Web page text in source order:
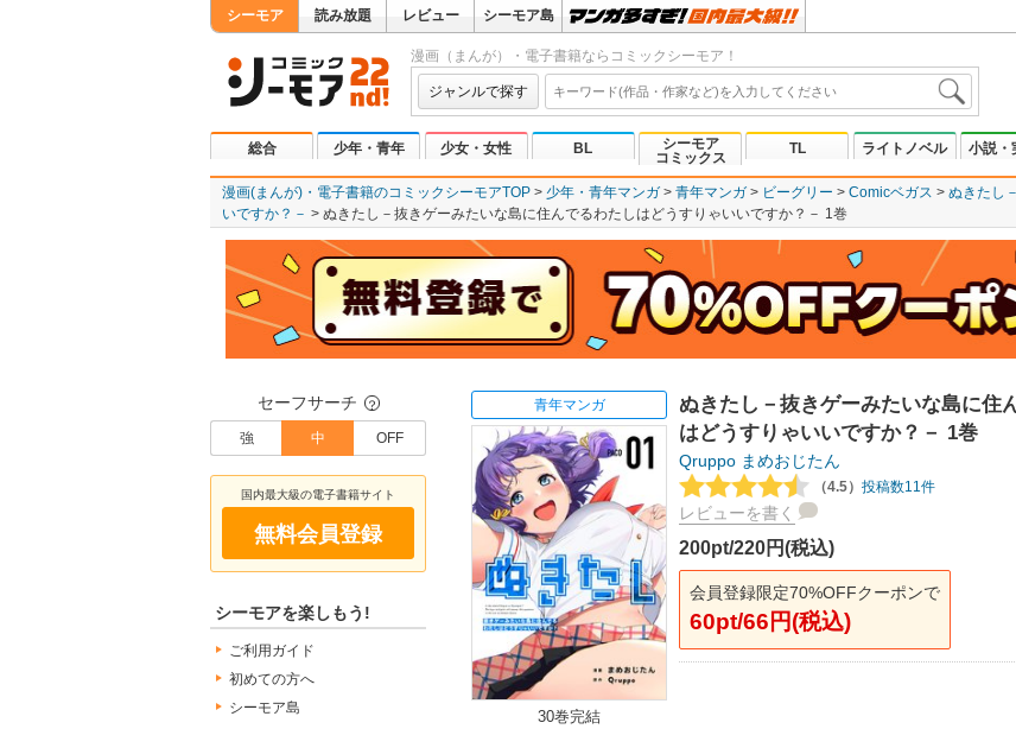
シーモア 読み放題 レビュー シーモア島
漫画（まんが）・電子書籍ならコミックシーモア！
ジャンルで探す
総合 少年・青年 少女・女性 BL
シーモア
コミックス
TL ライトノベル 小説・
漫画(まんが)・電子書籍のコミックシーモアTOP 少年・青年マンガ 青年マンガ ビーグリー Comicベガス
ぬきたし
いですか？－
ぬきたし－抜きゲーみたいな島に住んでるわたしはどうすりゃいいですか？－ 1巻
セーフサーチ ？
強 中 OFF
国内最大級の電子書籍サイト
無料会員登録
シーモアを楽しもう!
ご利用ガイド
初めての方へ
シーモア島
青年マンガ
30巻完結
ぬきたし－抜きゲーみたいな島に住
はどうすりゃいいですか？－ 1巻
Qruppo まめおじたん
（4.5） 投稿数11件
レビューを書く
200pt/220円(税込)
会員登録限定70%OFFクーポンで
60pt/66円(税込)